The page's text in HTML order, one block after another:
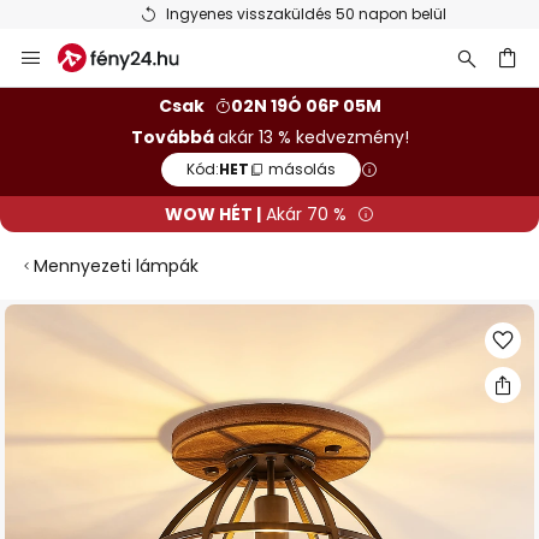
Ingyenes visszaküldés 50 napon belül
Ugrás
a
Csak
02N 19Ó 06P 05M
Továbbáakár 13 % kedvezmény!
Kód:HET másolás
WOW HÉT | Akár 70 %
Mennyezeti lámpák
Ugrás